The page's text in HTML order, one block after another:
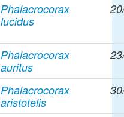
Phalacrocorax
lucidus
Phalacrocorax
auritus
Phalacrocorax
aristotelis